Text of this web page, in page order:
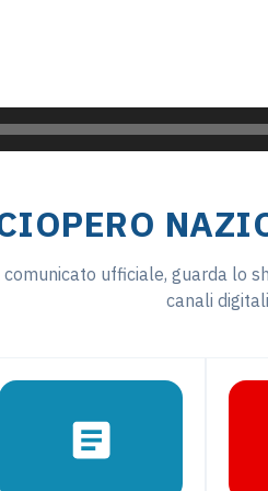
ufficiale, guarda lo
canali